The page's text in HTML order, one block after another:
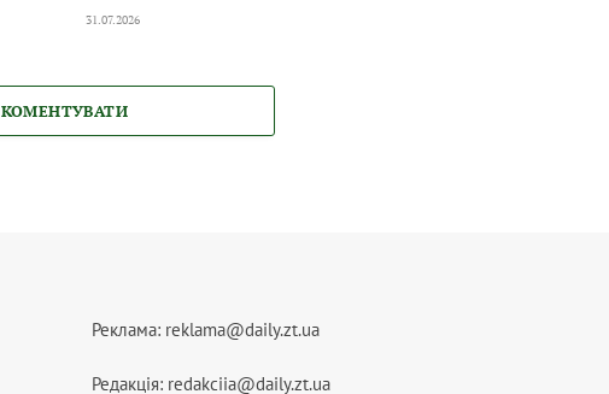
31.07.2026
КОМЕНТУВАТИ
Реклама: reklama@daily.zt.ua
Редакція: redakciia@daily.zt.ua